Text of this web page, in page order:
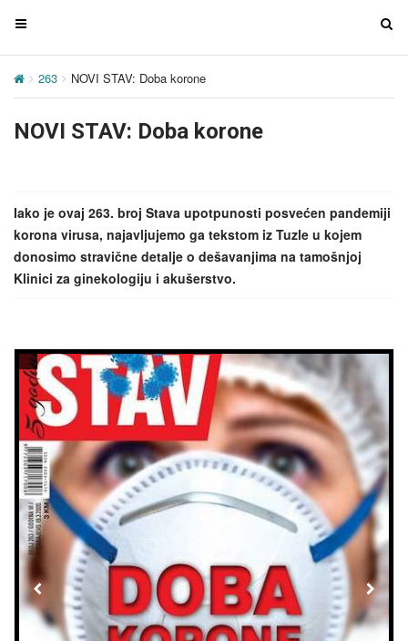
T
g
e
i
g
a
t
n
T
i
n
263 NOVI STAV: Doba korone
NOVI STAV: Doba korone
Iako je ovaj 263. broj Stava upotpunosti posvećen pandemiji
korona virusa, najavljujemo ga tekstom iz Tuzle u kojem
donosimo stravične detalje o dešavanjima na tamošnjoj
Klinici za ginekologiju i akušerstvo.